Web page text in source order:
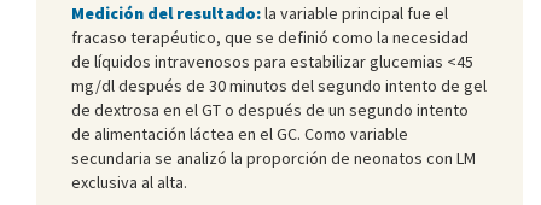
Medición del resultado:la variable principal fue el
fracaso terapéutico, que se definió como la necesidad
de líquidos intravenosos para estabilizar glucemias <45
mg/dl después de 30 minutos del segundo intento de gel
de dextrosa en el GT o después de un segundo intento
de alimentación láctea en el GC. Como variable
secundaria se analizó la proporción de neonatos con LM
exclusiva al alta.